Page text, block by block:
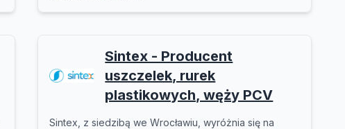
Sintex - Producent
uszczelek, rurek
plastikowych, węży PCV
Sintex, z siedzibą we Wrocławiu, wyróżnia się na